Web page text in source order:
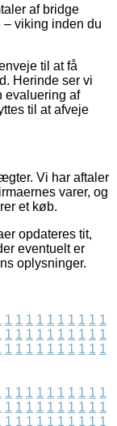
af bridge
viking inden du
til at få
Herinde ser vi
evaluering af
til at afveje
Vi har aftaler
varer, og
et køb.
opdateres tit,
eventuelt er
oplysninger.
1 1 1 1 1 1 1 1 1 1
1 1 1 1 1 1 1 1 1 1
1 1 1 1 1 1 1 1 1 1
1 1 1 1 1 1 1 1 1 1
1 1 1 1 1 1 1 1 1 1
1 1 1 1 1 1 1 1 1 1